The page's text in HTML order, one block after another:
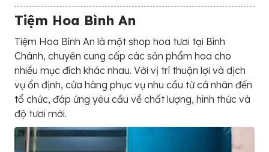
Tiệm Hoa Bình An
Tiệm Hoa Bình An là một shop hoa tươi tại Bình
Chánh, chuyên cung cấp các sản phẩm hoa cho
nhiều mục đích khác nhau. Với vị trí thuận lợi và dịch
vụ ổn định, cửa hàng phục vụ nhu cầu từ cá nhân đến
tổ chức, đáp ứng yêu cầu về chất lượng, hình thức và
độ tươi mới.